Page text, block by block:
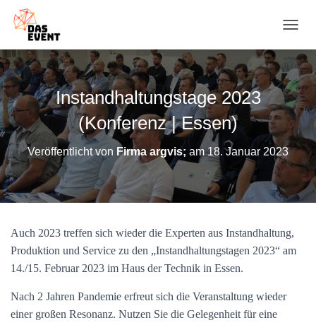
A
G
A
T
I
O
S
A
L
Instandhaltungstage 2023
(Konferenz | Essen)
Veröffentlicht von Firma argvis; am18. Januar 2023
Auch 2023 treffen sich wieder die Experten aus Instandhaltung,
Produktion und Service zu den „Instandhaltungstagen 2023“ am
14./15. Februar 2023 im Haus der Technik in Essen.
Nach 2 Jahren Pandemie erfreut sich die Veranstaltung wieder
einer großen Resonanz. Nutzen Sie die Gelegenheit für eine